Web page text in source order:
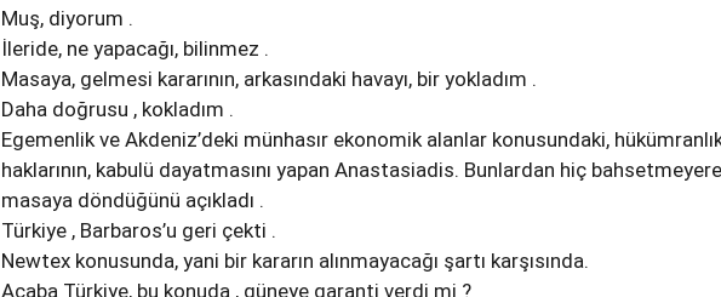
Muş, diyorum .
İleride, ne yapacağı, bilinmez .
Masaya, gelmesi kararının, arkasındaki havayı, bir yokladım .
Daha doğrusu , kokladım .
Egemenlik ve Akdeniz’deki münhasır ekonomik alanlar konusundaki,
haklarının, kabulü dayatmasını yapan Anastasiadis. Bunlardan hiç
masaya döndüğünü açıkladı .
Türkiye , Barbaros’u geri çekti .
Newtex konusunda, yani bir kararın alınmayacağı şartı karşısında.
Acaba Türkiye, bu konuda , güneye garanti verdi mi ?